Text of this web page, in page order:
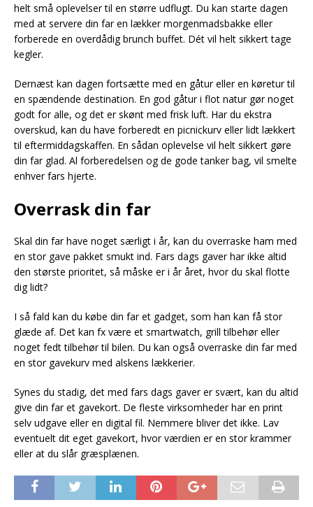
helt små oplevelser til en større udflugt. Du kan starte dagen
med at servere din far en lækker morgenmadsbakke eller
forberede en overdådig brunch buffet. Dét vil helt sikkert tage
kegler.
Dernæst kan dagen fortsætte med en gåtur eller en køretur til
en spændende destination. En god gåtur i flot natur gør noget
godt for alle, og det er skønt med frisk luft. Har du ekstra
overskud, kan du have forberedt en picnickurv eller lidt lækkert
til eftermiddagskaffen. En sådan oplevelse vil helt sikkert gøre
din far glad. Al forberedelsen og de gode tanker bag, vil smelte
enhver fars hjerte.
Overrask din far
Skal din far have noget særligt i år, kan du overraske ham med
en stor gave pakket smukt ind. Fars dags gaver har ikke altid
den største prioritet, så måske er i år året, hvor du skal flotte
dig lidt?
I så fald kan du købe din far et gadget, som han kan få stor
glæde af. Det kan fx være et smartwatch, grill tilbehør eller
noget fedt tilbehør til bilen. Du kan også overraske din far med
en stor gavekurv med alskens lækkerier.
Synes du stadig, det med fars dags gaver er svært, kan du altid
give din far et gavekort. De fleste virksomheder har en print
selv udgave eller en digital fil. Nemmere bliver det ikke. Lav
eventuelt dit eget gavekort, hvor værdien er en stor krammer
eller at du slår græsplænen.